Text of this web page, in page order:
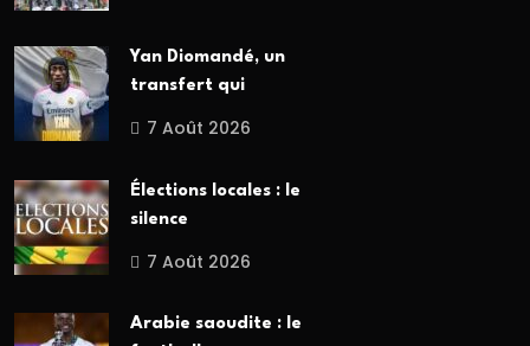
Yan Diomandé, un
transfert qui
7 Août 2026
Élections locales : le
silence
7 Août 2026
Arabie saoudite : le